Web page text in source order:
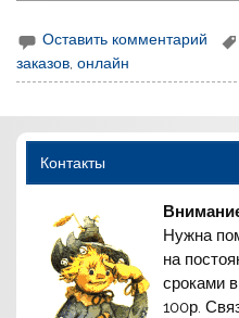
Оставить комментарий
заказов ,онлайн
Контакты
Нужна
на
сроками
100р.